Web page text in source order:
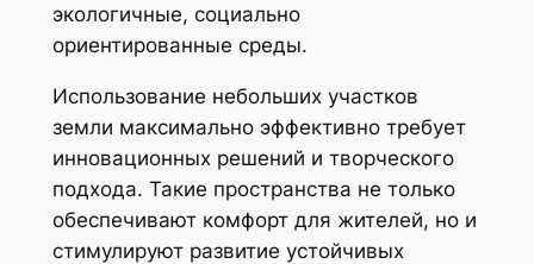
экологичные, социально
ориентированные среды.
Использование небольших участков
земли максимально эффективно требует
инновационных решений и творческого
подхода. Такие пространства не только
обеспечивают комфорт для жителей, но и
стимулируют развитие устойчивых